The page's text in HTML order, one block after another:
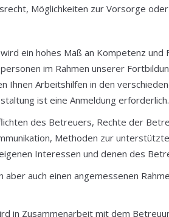
Möglichkeiten zur Vorsorge
ein hohes Maß an Kompetenz
im Rahmen unserer
Ihnen Arbeitshilfen in den
ist eine Anmeldung erforderlich.
des Betreuers, Rechte der
Methoden zur
Interessen und denen des
aber auch einen angemessenen
in Zusammenarbeit mit dem